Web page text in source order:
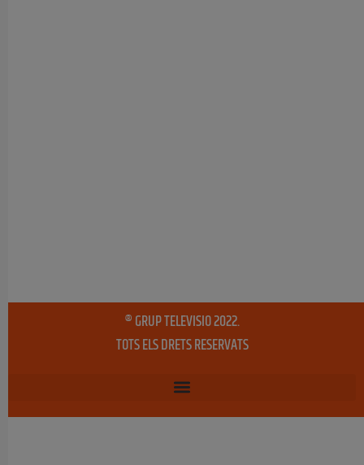
® GRUP TELEVISIO 2022.
TOTS ELS DRETS RESERVATS